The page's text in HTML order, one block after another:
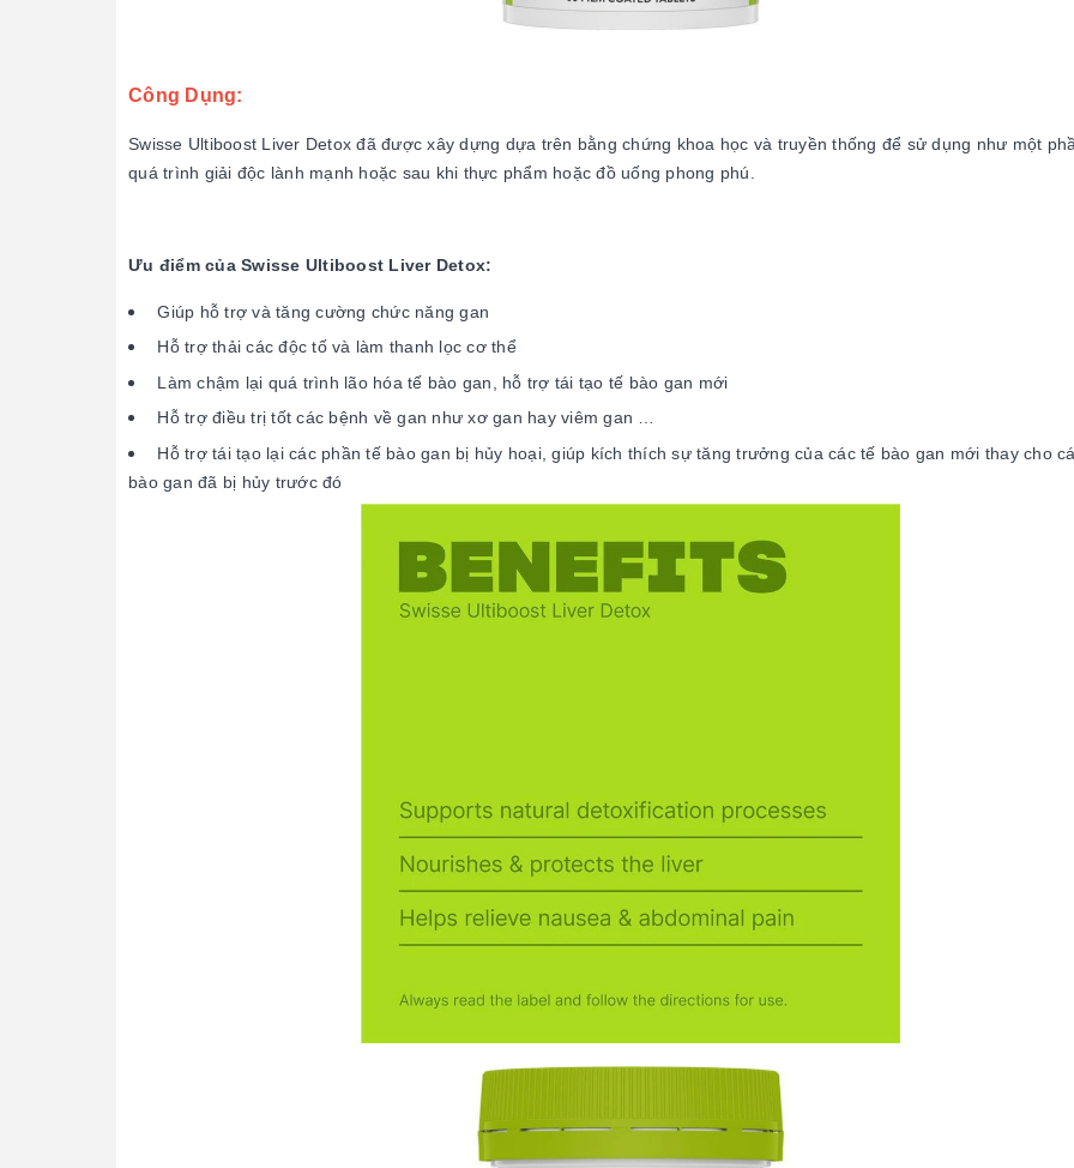
Công Dụng:
Swisse Ultiboost Liver Detox đã được xây dựng dựa trên bằng chứng khoa học và truyền thống để sử dụng như một
quá trình giải độc lành mạnh hoặc sau khi thực phẩm hoặc đồ uống phong phú.
Ưu điểm của Swisse Ultiboost Liver Detox:
Giúp hỗ trợ và tăng cường chức năng gan
Hỗ trợ thải các độc tố và làm thanh lọc cơ thể
Làm chậm lại quá trình lão hóa tế bào gan, hỗ trợ tái tạo tế bào gan mới
Hỗ trợ điều trị tốt các bệnh về gan như xơ gan hay viêm gan …
Hỗ trợ tái tạo lại các phần tế bào gan bị hủy hoại, giúp kích thích sự tăng trưởng của các tế bào gan mới thay cho
bào gan đã bị hủy trước đó